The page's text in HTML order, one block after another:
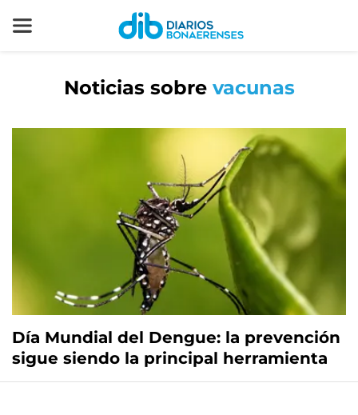
Noticias sobre vacunas
Día Mundial del Dengue: la prevención
sigue siendo la principal herramienta